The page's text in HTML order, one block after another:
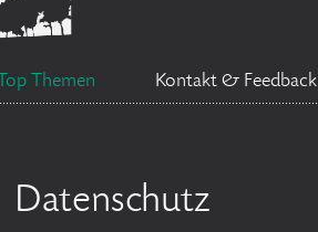
Top Themen Kontakt & Feedback
Datenschutz